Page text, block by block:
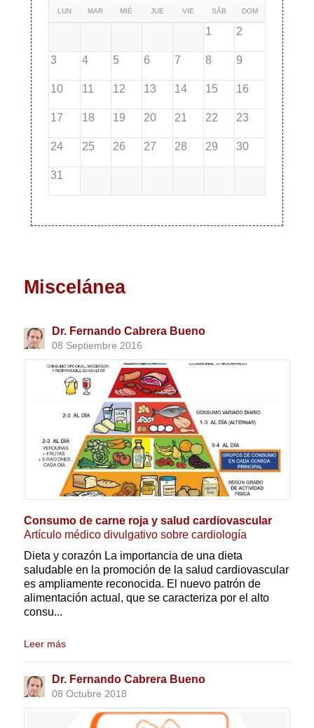
LUN MAR MIÉ JUE VIE SÁB DOM
1 2
3 4 5 6 7 8 9
10 11 12 13 14 15 16
17 18 19 20 21 22 23
24 25 26 27 28 29 30
31
Miscelánea
Dr. Fernando Cabrera Bueno
08 Septiembre 2016
Consumo de carne roja y salud cardiovascular
Artículo médico divulgativo sobre cardiología
Dieta y corazón La importancia de una dieta
saludable en la promoción de la salud cardiovascular
es ampliamente reconocida. El nuevo patrón de
alimentación actual, que se caracteriza por el alto
consu...
Leer más
Dr. Fernando Cabrera Bueno
08 Octubre 2018